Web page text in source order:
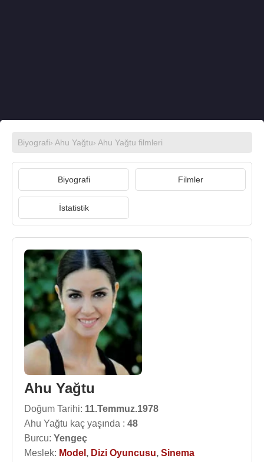
Biyografi› Ahu Yağtu› Ahu Yağtu filmleri
Biyografi Filmler
İstatistik
Ahu Yağtu
Doğum Tarihi: 11.Temmuz.1978
Ahu Yağtu kaç yaşında : 48
Burcu: Yengeç
Meslek: Model , Dizi Oyuncusu, Sinema